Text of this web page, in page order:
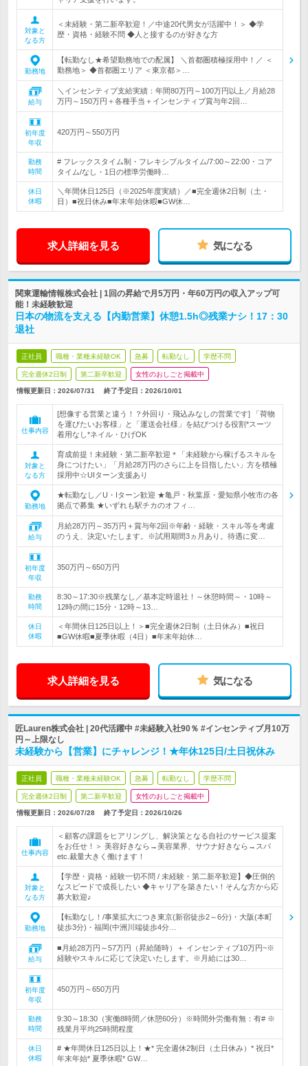
対象と
なる方
＜未経験・第二新卒歓迎！／中途20代男女が活躍中！＞ ◆学
歴・資格・経験不問 ◆人と接するのが好きな方
勤務地
【転勤なし★希望勤務地での配属】 ＼首都圏積極採用中！／ ＜
勤務地＞ ◆首都圏エリア ＜東京都＞…
給与
＼インセンティブ支給実績：年間80万円～100万円以上／月給28
万円～150万円＋各種手当＋インセンティブ賞与年2回…
初年度
年収
420万円～550万円
勤務
時間
# フレックスタイム制・フレキシブルタイム/7:00～22:00・コア
タイム/なし・1日の標準労働時…
休日
休暇
＼年間休日125日（※2025年度実績）／■完全週休2日制（土・
日）■祝日休み■年末年始休暇■GW休…
求人詳細を見る 気になる
関東運輸情報株式会社 | 1回の昇給で月5万円・年60万円の収入アップ可
能！未経験歓迎
日本の物流を支える【内勤営業】休憩1.5h◎残業ナシ！17：30
退社
正社員 職種・業種未経験OK 急募 転勤なし 学歴不問
完全週休2日制 第二新卒歓迎 女性のおしごと掲載中
情報更新日：2026/07/31 終了予定日： 2026/10/01
仕事内容
[想像する営業と違う！？外回り・飛込みなしの営業です] 「荷物
を運びたいお客様」と「運送会社様」を結びつける役割*スーツ
着用なし*ネイル・ひげOK
対象と
なる方
育成前提！未経験・第二新卒歓迎＊「未経験から稼げるスキルを
身につけたい」「月給28万円のさらに上を目指したい」方を積極
採用中☆UIターン支援あり
勤務地
★転勤なし／U・Iターン歓迎 ★亀戸・秋葉原・愛知県小牧市の各
拠点で募集 ★いずれも駅チカのオフィ…
給与
月給28万円～35万円＋賞与年2回※年齢・経験・スキル等を考慮
のうえ、決定いたします。※試用期間3ヵ月あり。待遇に変…
初年度
年収
350万円～650万円
勤務
時間
8:30～17:30※残業なし／基本定時退社！～休憩時間～・10時～
12時の間に15分・12時～13…
休日
休暇
＜年間休日125日以上！＞■完全週休2日制（土日休み）■祝日
■GW休暇■夏季休暇（4日）■年末年始休…
求人詳細を見る 気になる
匠Lauren株式会社 | 20代活躍中 #未経験入社90％ #インセンティブ月10万
円～上限なし
未経験から【営業】にチャレンジ！★年休125日/土日祝休み
正社員 職種・業種未経験OK 急募 転勤なし 学歴不問
完全週休2日制 第二新卒歓迎 女性のおしごと掲載中
情報更新日：2026/07/28 終了予定日： 2026/10/26
仕事内容
＜顧客の課題をヒアリングし、解決策となる自社のサービス提案
をお任せ！＞ 美容好きなら→美容業界、サウナ好きなら→スパ
etc.裁量大きく働けます！
対象と
なる方
【学歴・資格・経験一切不問 / 未経験・第二新卒歓迎】◆圧倒的
なスピードで成長したい ◆キャリアを築きたい！そんな方から応
募大歓迎♪
勤務地
【転勤なし！/事業拡大につき東京(新宿徒歩2～6分)・大阪(本町
徒歩3分)・福岡(中洲川端徒歩4分…
給与
■月給28万円～57万円（昇給随時）＋ インセンティブ10万円~※
経験やスキルに応じて決定いたします。※月給には30…
初年度
年収
450万円～650万円
勤務
時間
9:30～18:30（実働8時間／休憩60分）※時間外労働有無：有# ※
残業月平均25時間程度
休日
休暇
# ★年間休日125日以上！★* 完全週休2制日（土日休み）* 祝日*
年末年始* 夏季休暇* GW…